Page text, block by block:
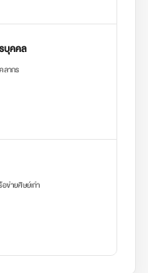
บุคคล
ลากร
ข่ายศิษย์เก่า